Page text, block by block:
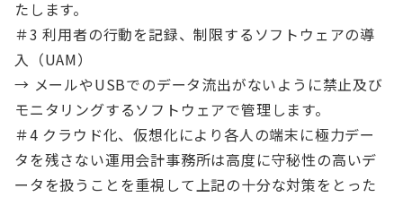
たします。
＃3 利用者の行動を記録、制限するソフトウェアの導
入（UAM）
→ メールやUSBでのデータ流出がないように禁止及び
モニタリングするソフトウェアで管理します。
＃4 クラウド化、仮想化により各人の端末に極力デー
タを残さない運用会計事務所は高度に守秘性の高いデ
ータを扱うことを重視して上記の十分な対策をとった